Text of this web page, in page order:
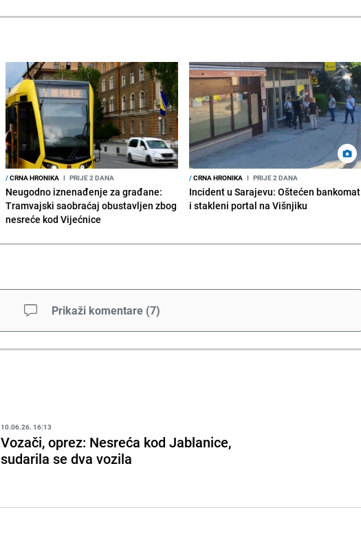
/CRNA HRONIKA I PRIJE 2 DANA
Neugodno iznenađenje za građane:
Tramvajski saobraćaj obustavljen zbog
nesreće kod Vijećnice
/CRNA HRONIKA I PRIJE 2 DANA
Incident u Sarajevu: Oštećen bankomat
i stakleni portal na Višnjiku
Prikaži komentare (7)
10.06.26. 16:13
Vozači, oprez: Nesreća kod Jablanice,
sudarila se dva vozila